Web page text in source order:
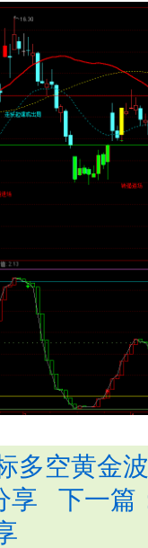
多空黄金
享
下一篇